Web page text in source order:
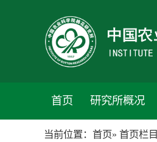
首页 研究所概况
当前位置： 首页» 首页栏目